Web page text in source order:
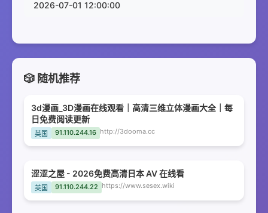
2026-07-01 12:00:00
🎲 随机推荐
3d漫画_3D漫画在线观看｜高清三维立体漫画大全｜每
日免费阅读更新
英国 91.110.244.16 http://3dooma.cc
涩涩之屋 - 2026免费高清日本 AV 在线看
英国 91.110.244.22 https://www.sesex.wiki